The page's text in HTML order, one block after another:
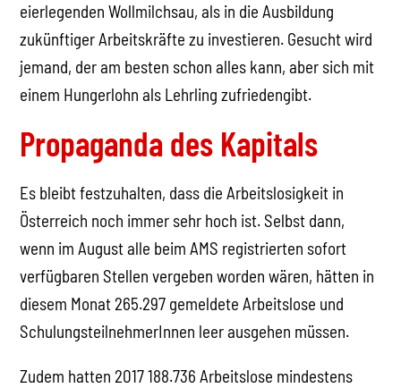
eierlegenden Wollmilchsau, als in die Ausbildung
zukünftiger Arbeitskräfte zu investieren. Gesucht wird
jemand, der am besten schon alles kann, aber sich mit
einem Hungerlohn als Lehrling zufriedengibt.
Propaganda des Kapitals
Es bleibt festzuhalten, dass die Arbeitslosigkeit in
Österreich noch immer sehr hoch ist. Selbst dann,
wenn im August alle beim AMS registrierten sofort
verfügbaren Stellen vergeben worden wären, hätten in
diesem Monat 265.297 gemeldete Arbeitslose und
SchulungsteilnehmerInnen leer ausgehen müssen.
Zudem hatten 2017 188.736 Arbeitslose mindestens